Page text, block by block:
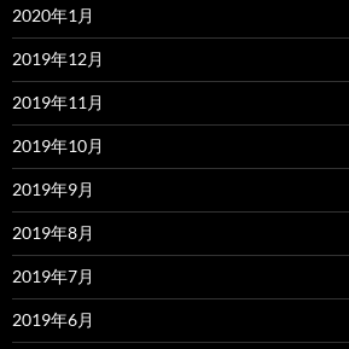
2020年1月
2019年12月
2019年11月
2019年10月
2019年9月
2019年8月
2019年7月
2019年6月